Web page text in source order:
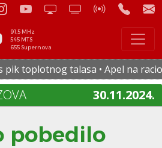
91.5 MHz
545 MTS
655 Supernova
toplotnog talasa • Apel na
30.11.2024.
pobedilo